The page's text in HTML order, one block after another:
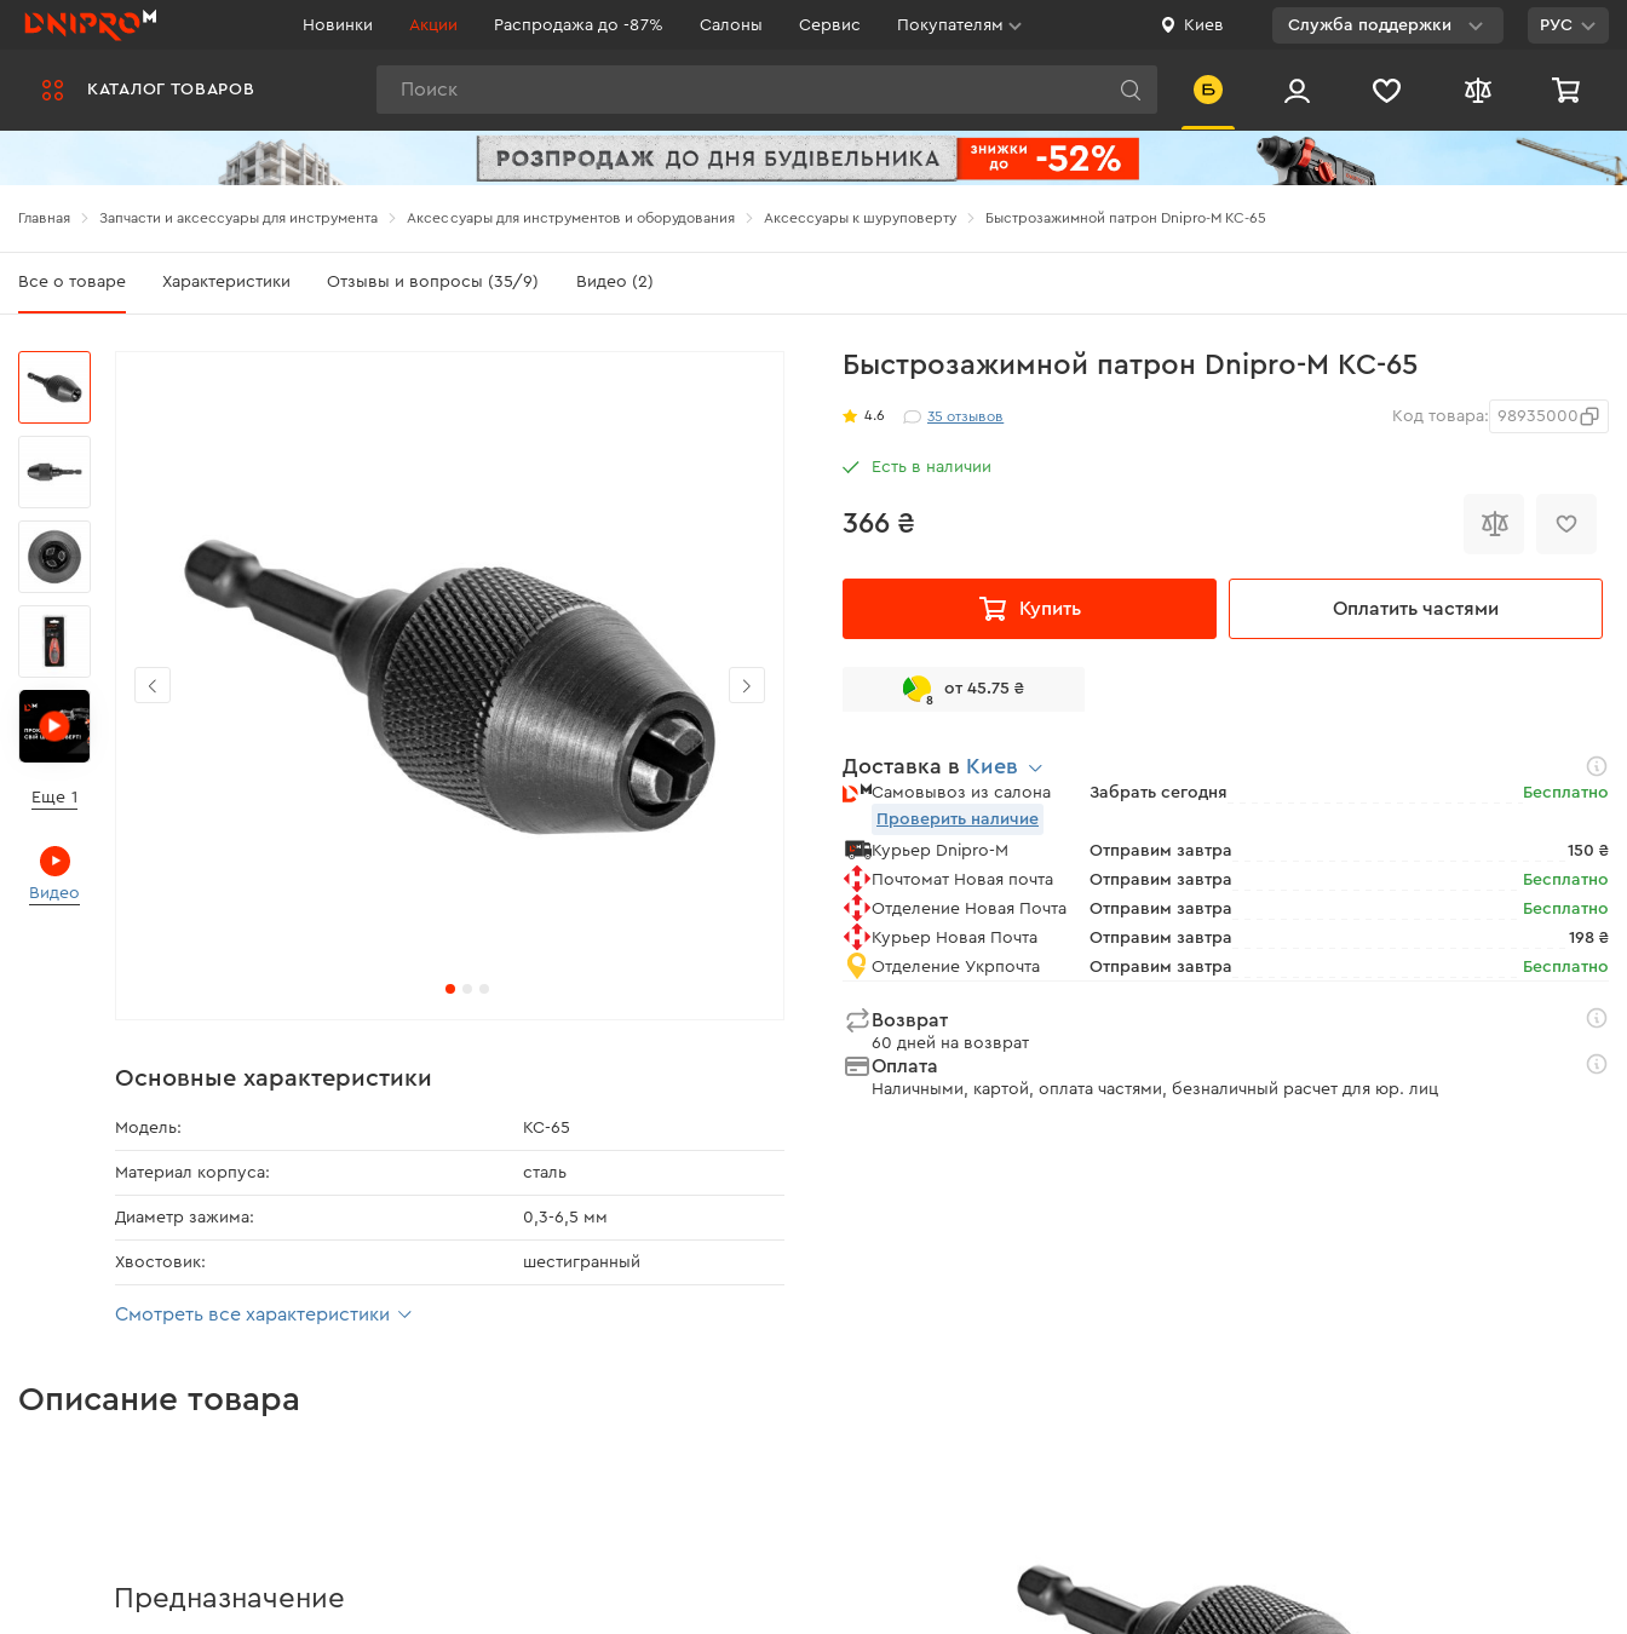
КАТАЛОГ ТОВАРОВ
Новинки Акции Распродажа до -87% Салоны Сервис Покупателям Киев Служба поддержки
0 800 200 500
РУС
Главная Запчасти и аксессуары для инструмента Аксессуары для инструментов и оборудования Аксессуары к шуруповерту Быстрозажимной патрон Dnipro-M KC-65
Все о товаре Характеристики Отзывы и вопросы (35/9) Видео (2)
Быстрозажимной патрон Dnipro-M KC-65
4.6 35отзывов Код товара: 98935000
Есть в наличии
366 ₴
Купить Оплатить частями
8
от 45.75 ₴
Доставка в Киев
Самовывоз из салона Забрать сегодня
Бесплатно
Проверить наличие
Курьер Dnipro-M
Отправим завтра
150 ₴
Почтомат Новая почта
Отправим завтра
Бесплатно
Отделение Новая Почта
Отправим завтра
Бесплатно
Курьер Новая Почта
Отправим завтра
198 ₴
Отделение Укрпочта
Отправим завтра Бесплатно
Возврат
60 дней на возврат
Оплата
Наличными, картой, оплата частями, безналичный расчет для юр. лиц
Еще 1
Видео
Основные характеристики
Модель: KC-65
Материал корпуса: сталь
Диаметр зажима: 0,3-6,5 мм
Хвостовик: шестигранный
Смотреть все характеристики
Описание товара
Предназначение